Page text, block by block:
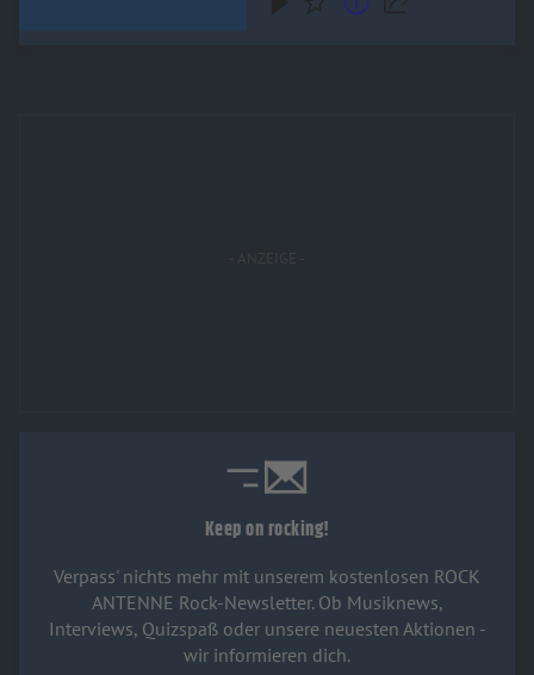
Keep on rocking!
Verpass' nichts mehr mit unserem kostenlosen ROCK
ANTENNE Rock-Newsletter. Ob Musiknews,
Interviews, Quizspaß oder unsere neuesten Aktionen -
wir informieren dich.